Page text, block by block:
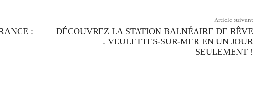
:
Article suivant
DÉCOUVREZ LA STATION BALNÉAIRE DE RÊVE
: VEULETTES-SUR-MER EN UN JOUR
SEULEMENT !